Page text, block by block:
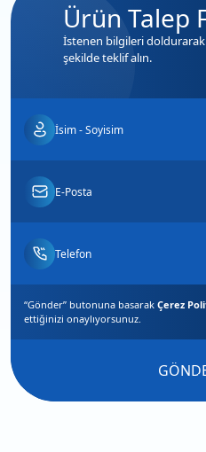
Ürün Talep
İstenen bilgileri doldurarak
şekilde teklif alın.
“Gönder” butonuna basarak Çerez
ettiğinizi onaylıyorsunuz.